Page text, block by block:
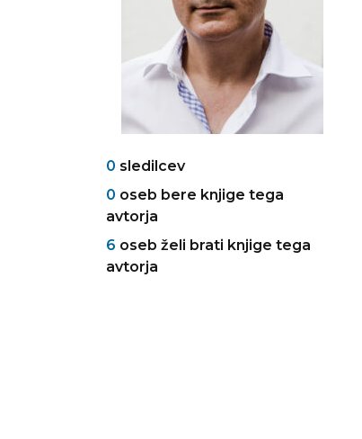
0 sledilcev
0 oseb bere knjige tega
avtorja
6 oseb želi brati knjige tega
avtorja